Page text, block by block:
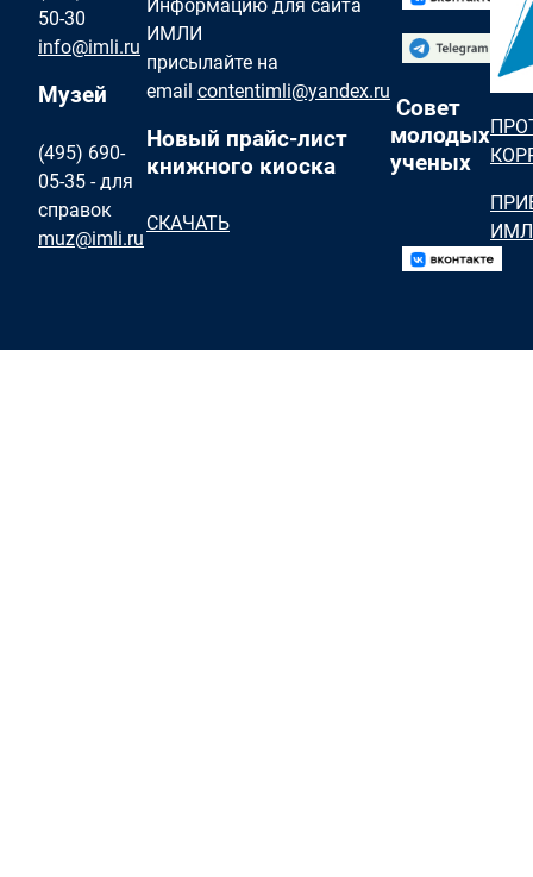
50-30
info@imli.ru
Музей
(495) 690-
05-35 - для
справок
muz@imli.ru
Информацию для сайта
ИМЛИ
присылайте на
email contentimli@yandex.ru
Новый прайс-лист
книжного киоска
СКАЧАТЬ
Совет
молодых
ученых